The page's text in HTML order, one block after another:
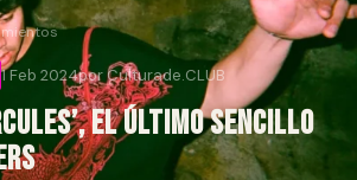
1 Feb 2024por Culturade.CLUB
el último sencillo